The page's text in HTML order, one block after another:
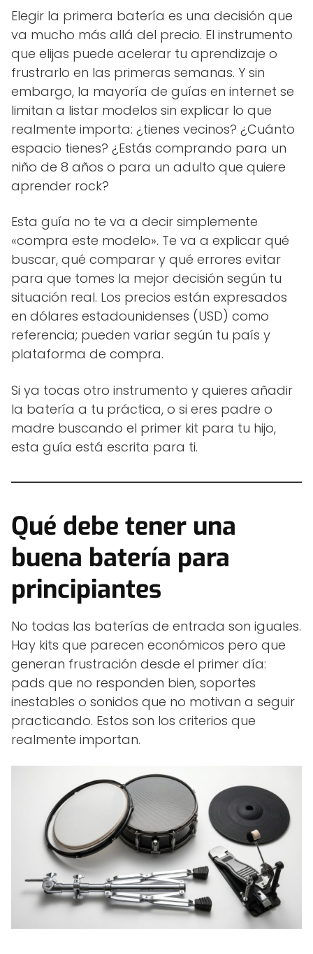
Elegir la primera batería es una decisión que
va mucho más allá del precio. El instrumento
que elijas puede acelerar tu aprendizaje o
frustrarlo en las primeras semanas. Y sin
embargo, la mayoría de guías en internet se
limitan a listar modelos sin explicar lo que
realmente importa: ¿tienes vecinos? ¿Cuánto
espacio tienes? ¿Estás comprando para un
niño de 8 años o para un adulto que quiere
aprender rock?
Esta guía no te va a decir simplemente
«compra este modelo». Te va a explicar qué
buscar, qué comparar y qué errores evitar
para que tomes la mejor decisión según tu
situación real. Los precios están expresados
en dólares estadounidenses (USD) como
referencia; pueden variar según tu país y
plataforma de compra.
Si ya tocas otro instrumento y quieres añadir
la batería a tu práctica, o si eres padre o
madre buscando el primer kit para tu hijo,
esta guía está escrita para ti.
Qué debe tener una
buena batería para
principiantes
No todas las baterías de entrada son iguales.
Hay kits que parecen económicos pero que
generan frustración desde el primer día:
pads que no responden bien, soportes
inestables o sonidos que no motivan a seguir
practicando. Estos son los criterios que
realmente importan.